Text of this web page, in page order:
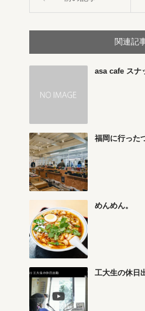
関連記
asa cafe スナ
福岡に行った
めんめん。
工大生の休日